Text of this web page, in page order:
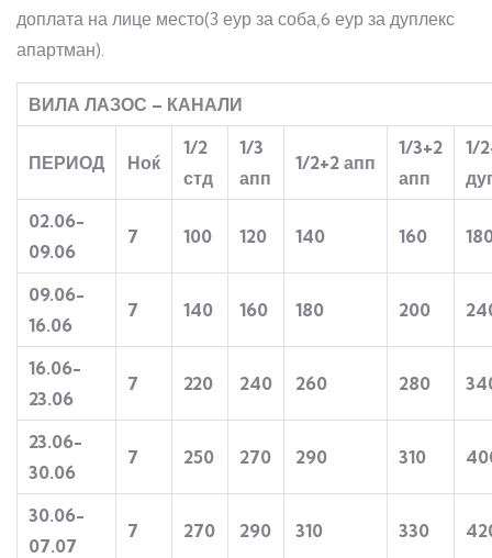
доплата на лице место(3 еур за соба,6 еур за дуплекс
апартман).
ВИЛА ЛАЗОС – КАНАЛИ
ПЕРИОД Ноќ
1/2
стд
1/3
апп
1/2+2 апп
1/3+2
апп
1/
02.06-
09.06
7 100 120 140 160
09.06-
16.06
7 140 160 180 200
16.06-
23.06
7 220 240 260 280
23.06-
30.06
7 250 270 290 310
30.06-
07.07
7 270 290 310 330